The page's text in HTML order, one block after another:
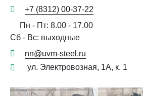
+7 (8312) 00-37-22
Пн - Пт: 8.00 - 17.00
Сб - Вс: выходные
nn@uvm-steel.ru
ул. Электровозная, 1А, к. 1